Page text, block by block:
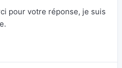
pour votre réponse, je suis